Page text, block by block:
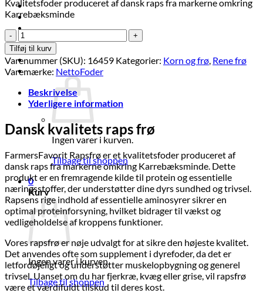
Brands
Økologi
Tilbud
Log ind
Kurv / kr.0,000
Ingen varer i kurven.
Tilbage til shoppen
0
Kurv
Ingen varer i kurven.
Tilbage til shoppen
Kvalitetsfoder produceret af dansk raps fra markerne omkring
Karrebæksminde
Raps
14
kg
antal
Tilføj til kurv
Varenummer (SKU): 16459 Kategorier: Korn og frø, Rene frø
Varemærke: NettoFoder
Beskrivelse
Yderligere information
Dansk kvalitets raps frø
FarmersFavorit Rapsfrø er et kvalitetsfoder produceret af
dansk raps fra markerne omkring Karrebæksminde. Dette
produkt er en fremragende kilde til protein og essentielle
næringsstoffer, der understøtter dine dyrs sundhed og trivsel.
Rapsens rige indhold af essentielle aminosyrer sikrer en
optimal proteinforsyning, hvilket bidrager til vækst og
vedligeholdelse af kroppens funktioner.
Vores rapsfrø er nøje udvalgt for at sikre den højeste kvalitet.
Det anvendes ofte som supplement i dyrefoder, da det er
letfordøjeligt og understøtter muskelopbygning og generel
trivsel. Uanset om du har fjerkræ, kvæg eller grise, vil rapsfrø
være et værdifuldt tilskud til deres kost.